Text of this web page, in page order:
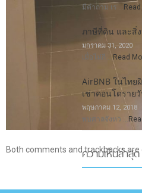
Both comments and trackbacks are
มีคำถาม เร …
ภาษีที่ดิน และสิ่
มกราคม 31, 2020
เมื่อไม่กี …Read
AirBNB ในไท
เช่าคอนโดราย
พฤษภาคม 12, 2018
พบศาลจังหว …
ความเห็นล่าสุด